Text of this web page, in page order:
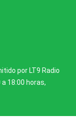
por LT9 Radio
18:00 horas,